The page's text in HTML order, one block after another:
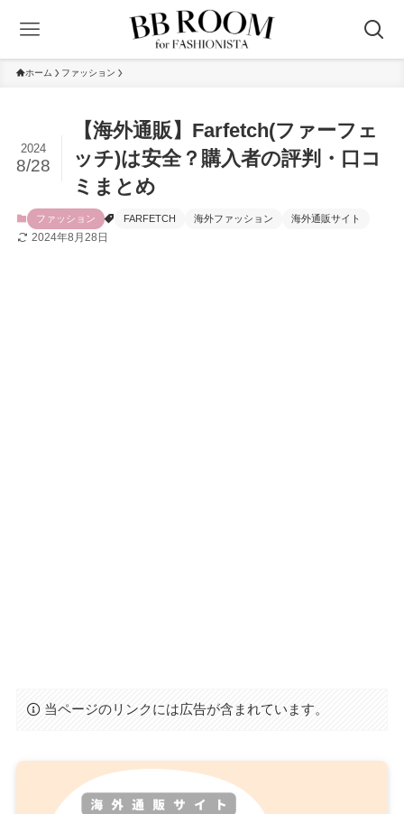
ホーム ファッション
【海外通販】Farfetch(ファーフェ
ッチ)は安全？購入者の評判・口コ
ミまとめ
2024
8/28
ファッション FARFETCH 海外ファッション 海外通販サイト
2024年8月28日
当ページのリンクには広告が含まれています。